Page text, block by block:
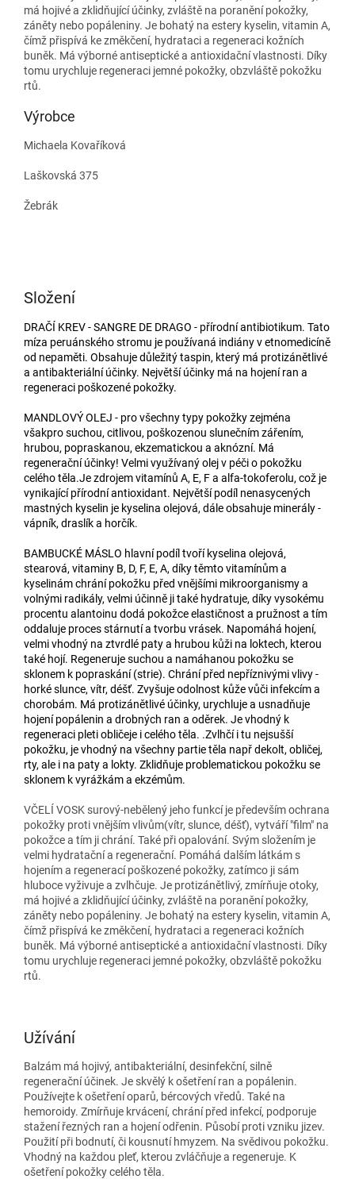
má hojivé a zklidňující účinky, zvláště na poranění pokožky,
záněty nebo popáleniny. Je bohatý na estery kyselin, vitamin A,
čímž přispívá ke změkčení, hydrataci a regeneraci kožních
buněk. Má výborné antiseptické a antioxidační vlastnosti. Díky
tomu urychluje regeneraci jemné pokožky, obzvláště pokožku
rtů.
Výrobce
Michaela Kovaříková
Laškovská 375
Žebrák
Složení
DRAČÍ KREV - SANGRE DE DRAGO - přírodní antibiotikum. Tato
míza peruánského stromu je používaná indiány v etnomedicíně
od nepaměti. Obsahuje důležitý taspin, který má protizánětlivé
a antibakteriální účinky. Největší účinky má na hojení ran a
regeneraci poškozené pokožky.
MANDLOVÝ OLEJ - pro všechny typy pokožky zejména
všakpro suchou, citlivou, poškozenou slunečním zářením,
hrubou, popraskanou, ekzematickou a aknózní. Má
regenerační účinky! Velmi využívaný olej v péči o pokožku
celého těla.Je zdrojem vitamínů A, E, F a alfa-tokoferolu, což je
vynikající přírodní antioxidant. Největší podíl nenasycených
mastných kyselin je kyselina olejová, dále obsahuje minerály -
vápník, draslík a horčík.
BAMBUCKÉ MÁSLO hlavní podíl tvoří kyselina olejová,
stearová, vitaminy B, D, F, E, A, díky těmto vitamínům a
kyselinám chrání pokožku před vnějšími mikroorganismy a
volnými radikály, velmi účinně ji také hydratuje, díky vysokému
procentu alantoinu dodá pokožce elastičnost a pružnost a tím
oddaluje proces stárnutí a tvorbu vrásek. Napomáhá hojení,
velmi vhodný na ztvrdlé paty a hrubou kůži na loktech, kterou
také hojí. Regeneruje suchou a namáhanou pokožku se
sklonem k popraskání (strie). Chrání před nepříznivými vlivy -
horké slunce, vítr, déšť. Zvyšuje odolnost kůže vůči infekcím a
chorobám. Má protizánětlivé účinky, urychluje a usnadňuje
hojení popálenin a drobných ran a oděrek. Je vhodný k
regeneraci pleti obličeje i celého těla. .Zvlhčí i tu nejsušší
pokožku, je vhodný na všechny partie těla např dekolt, obličej,
rty, ale i na paty a lokty. Zklidňuje problematickou pokožku se
sklonem k vyrážkám a ekzémům.
VČELÍ VOSK surový-nebělený jeho funkcí je především ochrana
pokožky proti vnějším vlivům(vítr, slunce, déšť), vytváří "film" na
pokožce a tím ji chrání. Také při opalování. Svým složením je
velmi hydratační a regenerační. Pomáhá dalším látkám s
hojením a regenerací poškozené pokožky, zatímco ji sám
hluboce vyživuje a zvlhčuje. Je protizánětlivý, zmírňuje otoky,
má hojivé a zklidňující účinky, zvláště na poranění pokožky,
záněty nebo popáleniny. Je bohatý na estery kyselin, vitamin A,
čímž přispívá ke změkčení, hydrataci a regeneraci kožních
buněk. Má výborné antiseptické a antioxidační vlastnosti. Díky
tomu urychluje regeneraci jemné pokožky, obzvláště pokožku
rtů.
Užívání
Balzám má hojivý, antibakteriální, desinfekční, silně
regenerační účinek. Je skvělý k ošetření ran a popálenin.
Používejte k ošetření oparů, bércových vředů. Také na
hemoroidy. Zmírňuje krvácení, chrání před infekcí, podporuje
stažení řezných ran a hojení odřenin. Působí proti vzniku jizev.
Použití při bodnutí, či kousnutí hmyzem. Na svědivou pokožku.
Vhodný na každou pleť, kterou zvláčňuje a regeneruje. K
ošetření pokožky celého těla.